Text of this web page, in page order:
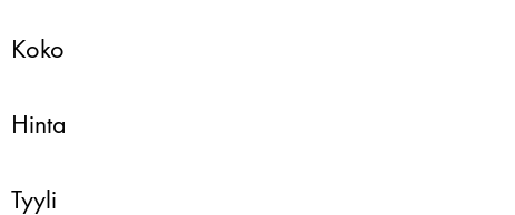
Koko
Hinta
Tyyli